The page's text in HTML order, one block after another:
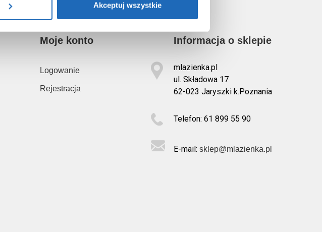
Akceptuj wszystkie
Moje konto
Logowanie
Rejestracja
Informacja o sklepie
mlazienka.pl
ul. Składowa 17
62-023 Jaryszki k.Poznania
Telefon: 61 899 55 90
E-mail: sklep@mlazienka.pl